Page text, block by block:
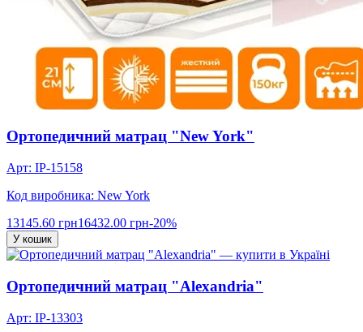
Ортопедичний матрац "New York"
Арт: IP-15158
Код виробника: New York
13145.60 грн16432.00 грн-20%
У кошик
Ортопедичний матрац "Alexandria"
Арт: IP-13303